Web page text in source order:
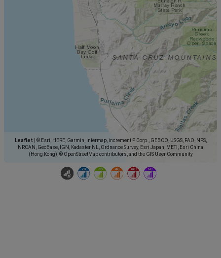
Leaflet
© Esri, HERE, Garmin, Intermap, increment P Corp., GEBCO, USGS, FAO, NPS,
NRCAN, GeoBase, IGN, Kadaster NL, Ordnance Survey, Esri Japan, METI, Esri China
(Hong Kong), © OpenStreetMap contributors, and the GIS User Community